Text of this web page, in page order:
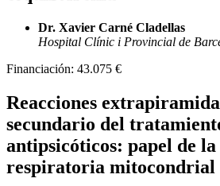
Dr. Xavier Carné Cladellas
Hospital Clínic i Provincial de
Financiación: 43.075 €
Reacciones
secundario del
antipsicóticos: papel de la
respiratoria mitocondrial